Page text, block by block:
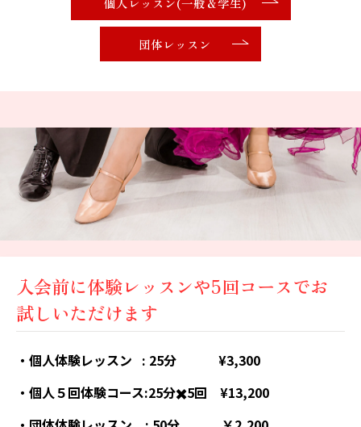
団体レッスン
入会前に体験レッスンや5回コースでお
試しいただけます
・個人体験レッスン : 25分 ¥3,300
・個人５回体験コース:25分✖️5回 ¥13,200